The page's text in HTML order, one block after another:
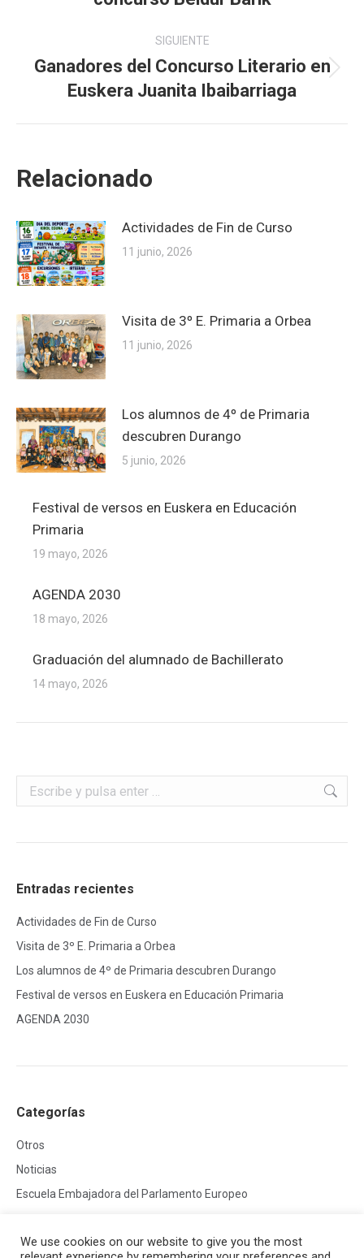
publicacionesanterior:
SIGUIENTE
Publicación
siguiente:
Ganadores del Concurso Literario en
Euskera Juanita Ibaibarriaga
Relacionado
Actividades de Fin de Curso
11 junio, 2026
Visita de 3º E. Primaria a Orbea
11 junio, 2026
Los alumnos de 4º de Primaria
descubren Durango
5 junio, 2026
Festival de versos en Euskera en Educación
Primaria
19 mayo, 2026
AGENDA 2030
18 mayo, 2026
Graduación del alumnado de Bachillerato
14 mayo, 2026
Buscar:
Entradas recientes
Actividades de Fin de Curso
Visita de 3º E. Primaria a Orbea
Los alumnos de 4º de Primaria descubren Durango
Festival de versos en Euskera en Educación Primaria
AGENDA 2030
Categorías
Otros
Noticias
Escuela Embajadora del Parlamento Europeo
We use cookies on our website to give you the most